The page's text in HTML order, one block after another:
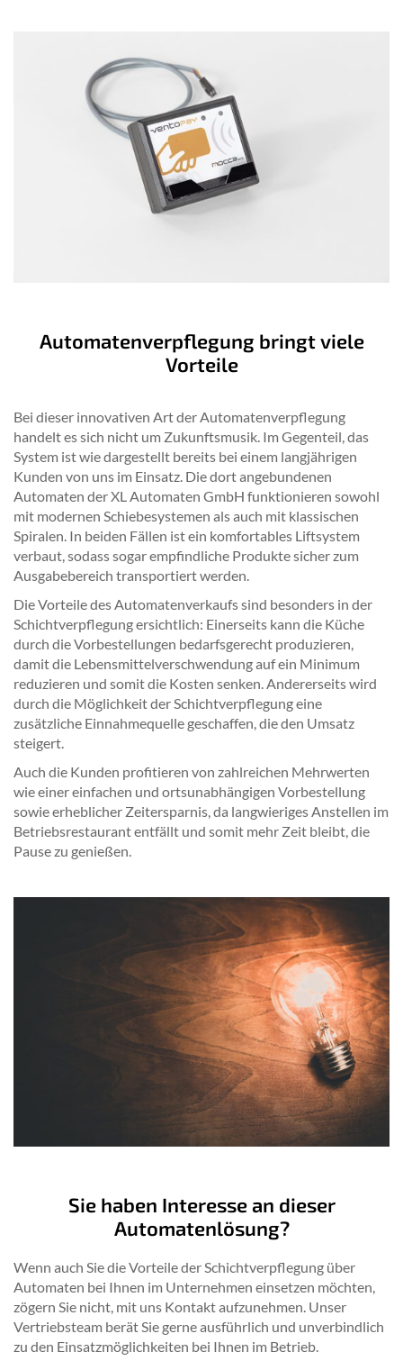
Automatenverpflegung bringt viele
Vorteile
Bei dieser innovativen Art der Automatenverpflegung
handelt es sich nicht um Zukunftsmusik. Im Gegenteil, das
System ist wie dargestellt bereits bei einem langjährigen
Kunden von uns im Einsatz. Die dort angebundenen
Automaten der XL Automaten GmbH funktionieren sowohl
mit modernen Schiebesystemen als auch mit klassischen
Spiralen. In beiden Fällen ist ein komfortables Liftsystem
verbaut, sodass sogar empfindliche Produkte sicher zum
Ausgabebereich transportiert werden.
Die Vorteile des Automatenverkaufs sind besonders in der
Schichtverpflegung ersichtlich: Einerseits kann die Küche
durch die Vorbestellungen bedarfsgerecht produzieren,
damit die Lebensmittelverschwendung auf ein Minimum
reduzieren und somit die Kosten senken. Andererseits wird
durch die Möglichkeit der Schichtverpflegung eine
zusätzliche Einnahmequelle geschaffen, die den Umsatz
steigert.
Auch die Kunden profitieren von zahlreichen Mehrwerten
wie einer einfachen und ortsunabhängigen Vorbestellung
sowie erheblicher Zeitersparnis, da langwieriges Anstellen im
Betriebsrestaurant entfällt und somit mehr Zeit bleibt, die
Pause zu genießen.
Sie haben Interesse an dieser
Automatenlösung?
Wenn auch Sie die Vorteile der Schichtverpflegung über
Automaten bei Ihnen im Unternehmen einsetzen möchten,
zögern Sie nicht, mit uns Kontakt aufzunehmen. Unser
Vertriebsteam berät Sie gerne ausführlich und unverbindlich
zu den Einsatzmöglichkeiten bei Ihnen im Betrieb.